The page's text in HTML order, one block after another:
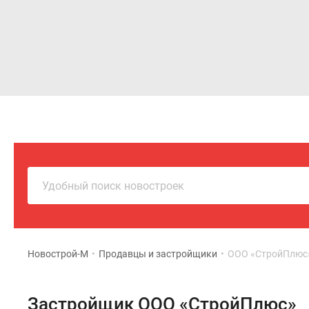
Удобный поиск новостроек
Новострой-М • Продавцы и застройщики • ООО
Застройщик ООО «СтройПлюс»